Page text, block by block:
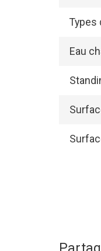
Types
Eau